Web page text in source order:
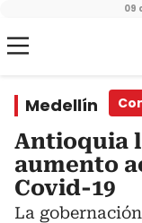
09
Medellín
Antioquia
aumento
Covid-19
La